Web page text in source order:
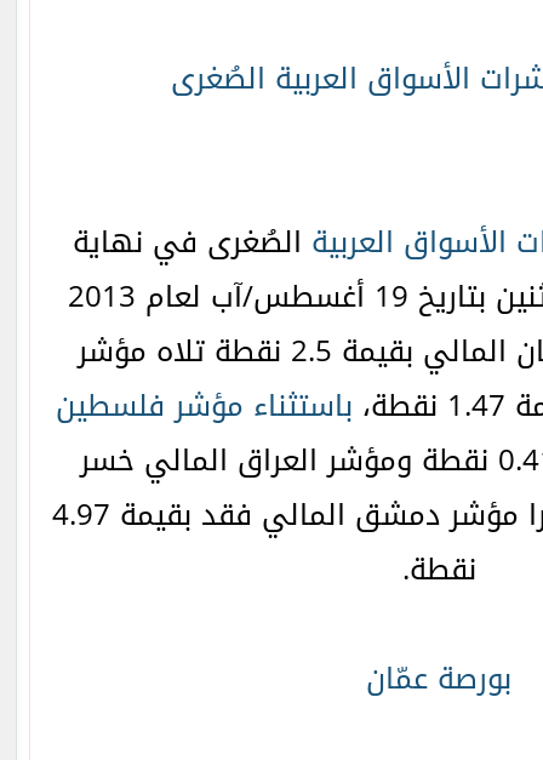
الأسواق العربية الصُغرى
الأسواق العربية الصُغرى في نهاية
الاثنين بتاريخ 19 أغسطس/آب لعام 2013
،حيث ارتفع مؤشر عمّان المالي بقيمة 2.5 نقطة تلاه مؤشر
باستثناء مؤشر فلسطين
هبط بقيمة 0.41 نقطة ومؤشر العراق المالي خسر
بقيمة 0.28 نقطة وأخيرا مؤشر دمشق المالي فقد بقيمة 4.97
نقطة.
بورصة عمّان